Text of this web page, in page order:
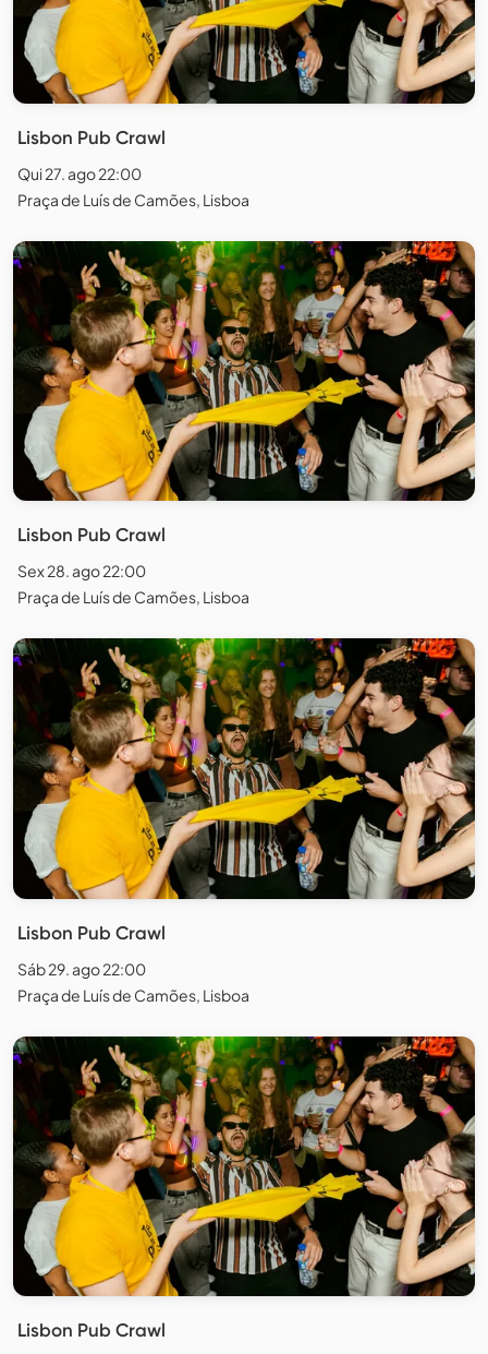
Lisbon Pub Crawl
Qui 27. ago 22:00
Praça de Luís de Camões, Lisboa
Lisbon Pub Crawl
Sex 28. ago 22:00
Praça de Luís de Camões, Lisboa
Lisbon Pub Crawl
Sáb 29. ago 22:00
Praça de Luís de Camões, Lisboa
Lisbon Pub Crawl